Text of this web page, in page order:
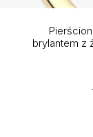
brylantem z